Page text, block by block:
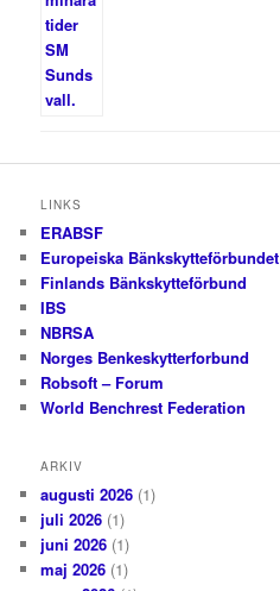
LINKS
ERABSF
Europeiska Bänkskytteförbundet
Finlands Bänkskytteförbund
IBS
NBRSA
Norges Benkeskytterforbund
Robsoft – Forum
World Benchrest Federation
ARKIV
augusti 2026 (1)
juli 2026 (1)
juni 2026 (1)
maj 2026 (1)